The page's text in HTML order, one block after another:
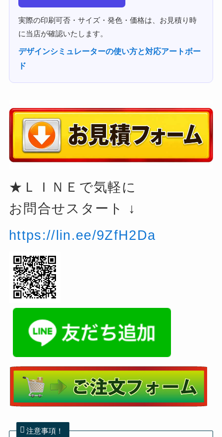
実際の印刷可否・サイズ・発色・価格は、お見積り時
に当店が確認いたします。
デザインシミュレーターの使い方と対応アートボー
ド
★ＬＩＮＥで気軽に
お問合せスタート ↓
https://lin.ee/9ZfH2Da
注意事項！